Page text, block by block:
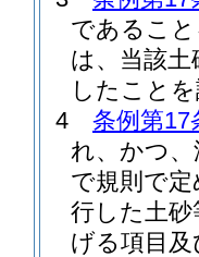
であるこ
は、当該
したこと
4
条例第17
れ、かつ
で規則で
行した土
げる項目及